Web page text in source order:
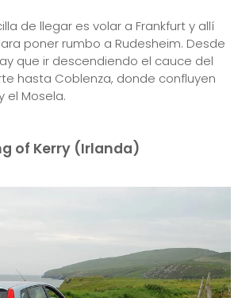
de llegar es volar a Frankfurt y allí
poner rumbo a Rudesheim. Desde
que ir descendiendo el cauce del
hasta Coblenza, donde confluyen
el Mosela.
of Kerry (Irlanda)